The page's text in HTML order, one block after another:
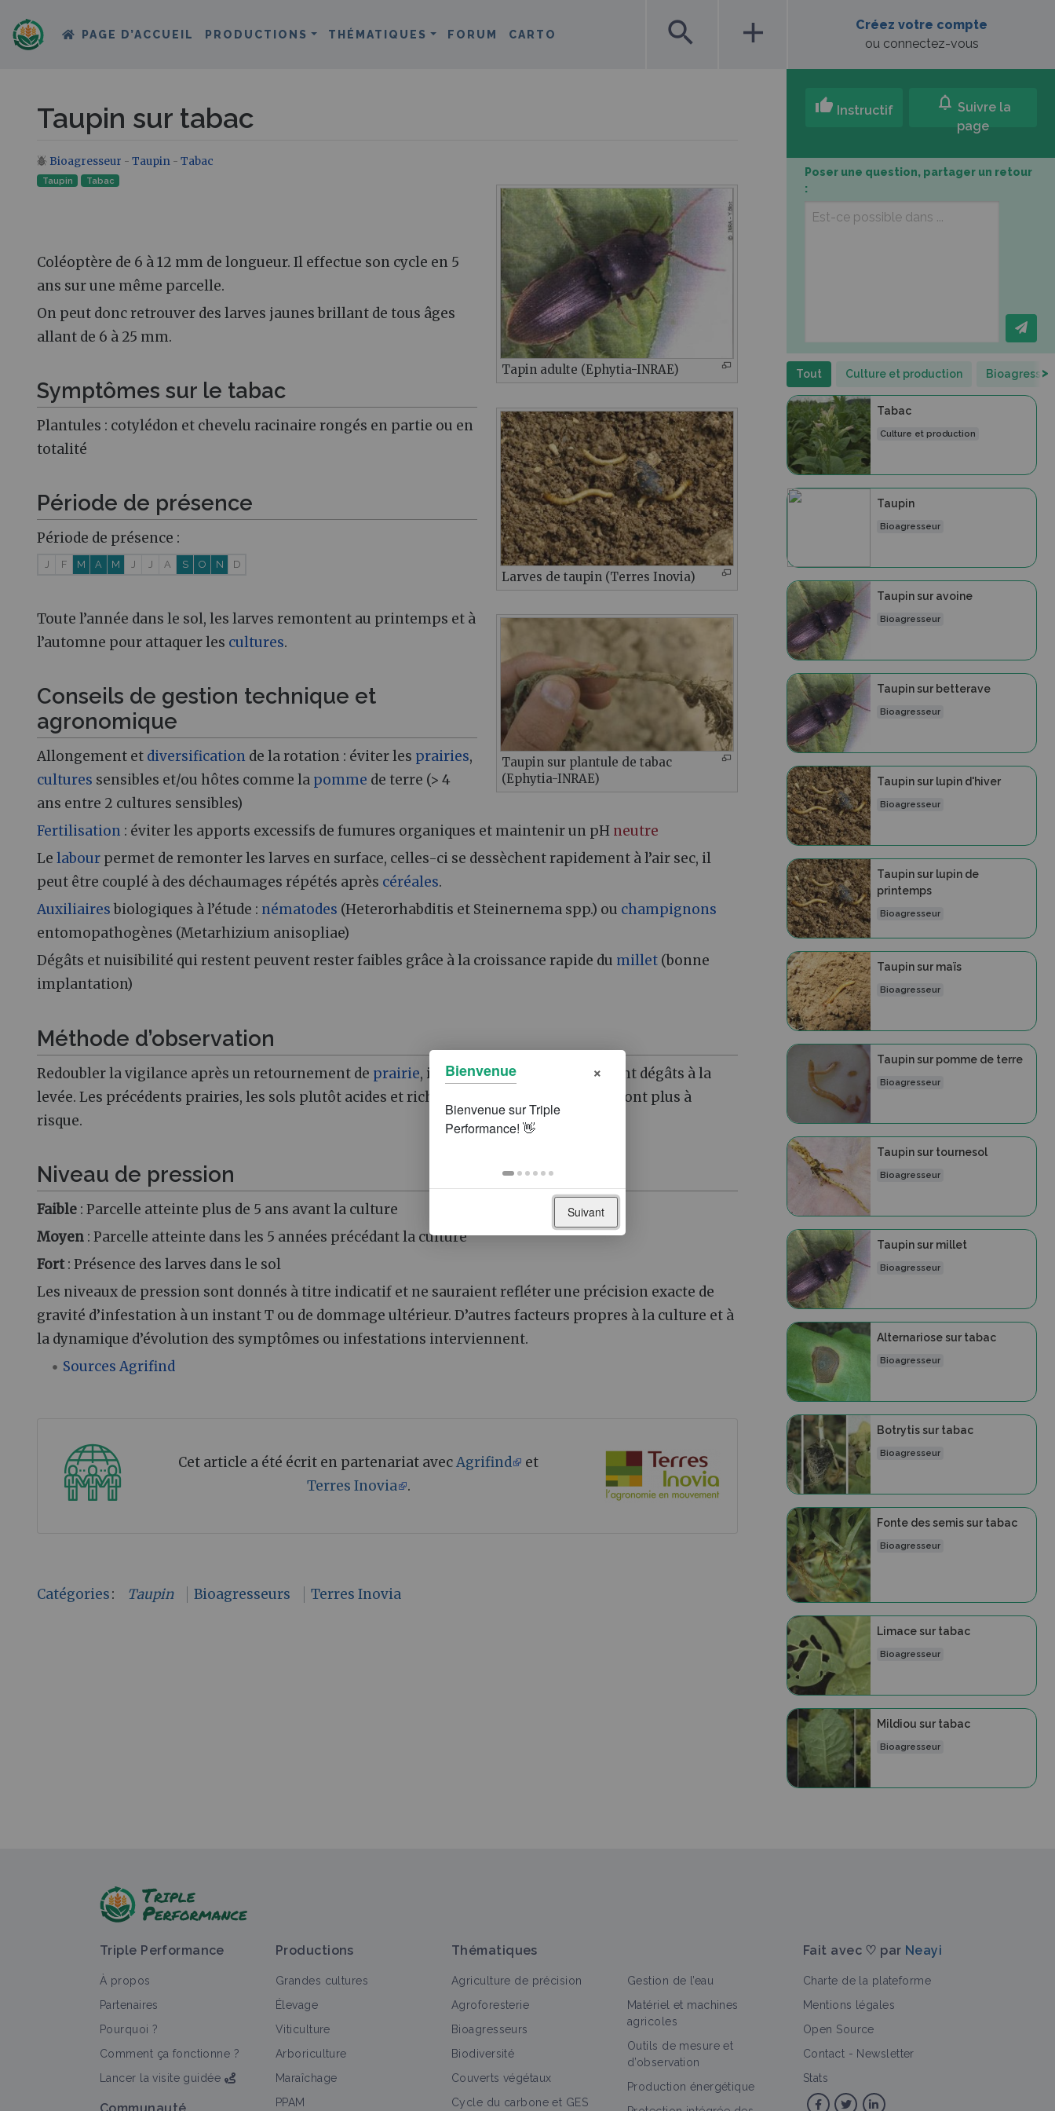
PAGE D’ACCUEIL PRODUCTIONS THÉMATIQUES FORUM CARTO search add
Créez votre compte
ou connectez-vous
Taupin sur tabac
Aller à :navigation,rechercher
Bioagresseur - Taupin - Tabac
Tapin adulte (Ephytia-INRAE)
Taupin Tabac
Coléoptère de 6 à 12 mm de longueur. Il effectue son cycle en 5
ans sur une même parcelle.
On peut donc retrouver des larves jaunes brillant de tous âges
allant de 6 à 25 mm.
Larves de taupin (Terres Inovia)
Symptômes sur le tabac
Plantules : cotylédon et chevelu racinaire rongés en partie ou en
totalité
Taupin sur plantule de tabac
(Ephytia-INRAE)
Période de présence
Période de présence :
J F M A M J J A S O N D
Toute l’année dans le sol, les larves remontent au printemps et à
l’automne pour attaquer les cultures.
Conseils de gestion technique et
agronomique
Allongement et diversification de la rotation : éviter les prairies,
cultures sensibles et/ou hôtes comme la pomme de terre (> 4
ans entre 2 cultures sensibles)
Fertilisation : éviter les apports excessifs de fumures organiques et maintenir un pH neutre
Le labour permet de remonter les larves en surface, celles-ci se dessèchent rapidement à l’air sec, il
peut être couplé à des déchaumages répétés après céréales.
Auxiliairesbiologiques à l’étude : nématodes (Heterorhabditis et Steinernema spp.) ou champignons
entomopathogènes (Metarhizium anisopliae)
Dégâts et nuisibilité qui restent peuvent rester faibles grâce à la croissance rapide du millet (bonne
implantation)
Méthode d’observation
Redoubler la vigilance après un retournement de prairie, ils peuvent causer d’important dégâts à la
levée. Les précédents prairies, les sols plutôt acides et riches en matières organiques sont plus à
risque.
Niveau de pression
Faible : Parcelle atteinte plus de 5 ans avant la culture
Moyen : Parcelle atteinte dans les 5 années précédant la culture
Fort: Présence des larves dans le sol
Les niveaux de pression sont donnés à titre indicatif et ne sauraient refléter une précision exacte de
gravité d’infestation à un instant T ou de dommage ultérieur. D’autres facteurs propres à la culture et à
la dynamique d’évolution des symptômes ou infestations interviennent.
Sources Agrifind
Cet article a été écrit en partenariat avecAgrifind
et
Terres Inovia
.
Catégories: Taupin Bioagresseurs Terres Inovia
thumb_up Instructif notifications Suivre la
page
Poser une question, partager un retour
:
Tout Culture et production >
Tabac
Culture et production
Taupin
Bioagresseur
Taupin sur avoine
Bioagresseur
Taupin sur betterave
Bioagresseur
Taupin sur lupin d'hiver
Bioagresseur
Taupin sur lupin de
printemps
Bioagresseur
Taupin sur maïs
Bioagresseur
Taupin sur pomme de terre
Bioagresseur
Taupin sur tournesol
Bioagresseur
Taupin sur millet
Bioagresseur
Alternariose sur tabac
Bioagresseur
Botrytis sur tabac
Bioagresseur
Fonte des semis sur tabac
Bioagresseur
Limace sur tabac
Bioagresseur
Mildiou sur tabac
Bioagresseur
Triple Performance
À propos
Partenaires
Pourquoi ?
Comment ça fonctionne ?
Lancer la visite guidée
Productions
Grandes cultures
Élevage
Viticulture
Arboriculture
Maraîchage
PPAM
Thématiques
Agriculture de précision
Agroforesterie
Bioagresseurs
Biodiversité
Couverts végétaux
Cycle du carbone et GES
Gestion de l’eau
Matériel et machines
agricoles
Outils de mesure et
d’observation
Production énergétique
Fait avec ♡ par Neayi
Charte de la plateforme
Mentions légales
Open Source
Contact - Newsletter
Stats
Bienvenue ×
Suivant